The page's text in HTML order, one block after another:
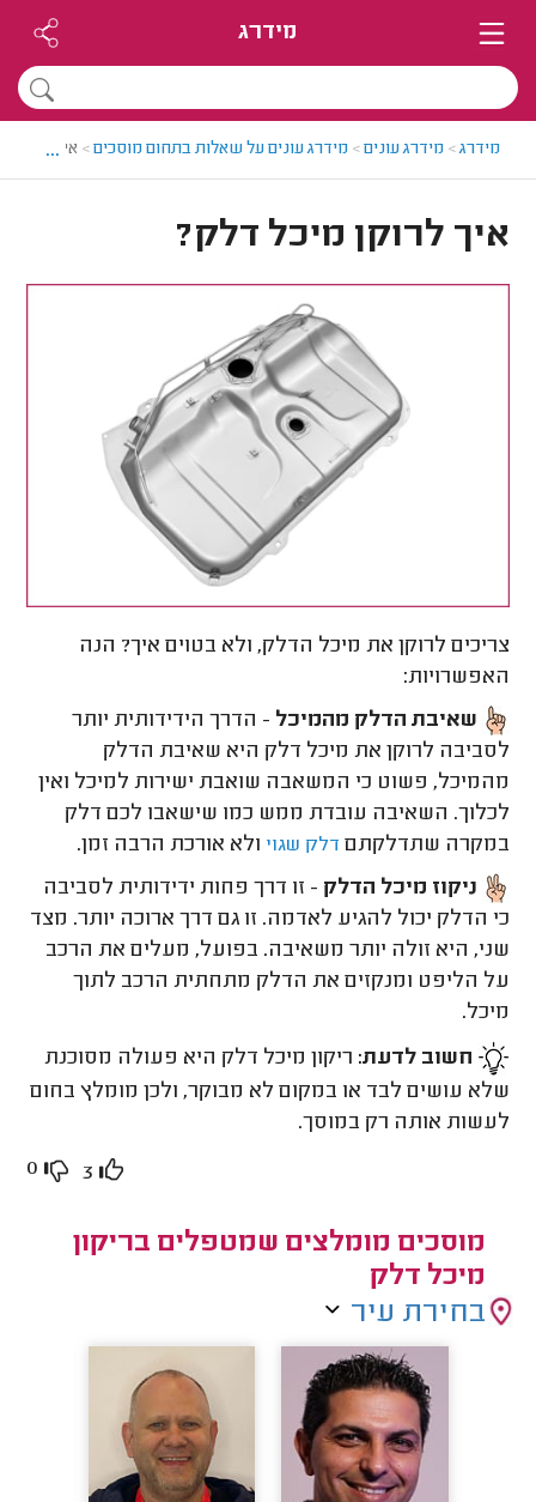
מידרג
מידרג> מידרג עונים> מידרג עונים על שאלות בתחום מוסכים> איך לרוקן
...
איך לרוקן מיכל דלק?
צריכים לרוקן את מיכל הדלק, ולא בטוים איך? הנה
האפשרויות:
שאיבת הדלק מהמיכל - הדרך הידידותית יותר
לסביבה לרוקן את מיכל דלק היא שאיבת הדלק
מהמיכל, פשוט כי המשאבה שואבת ישירות למיכל ואין
לכלוך. השאיבה עובדת ממש כמו שישאבו לכם דלק
במקרה שתדלקתם דלק שגוי ולא אורכת הרבה זמן.
ניקוז מיכל הדלק - זו דרך פחות ידידותית לסביבה
כי הדלק יכול להגיע לאדמה. זו גם דרך ארוכה יותר. מצד
שני, היא זולה יותר משאיבה. בפועל, מעלים את הרכב
על הליפט ומנקזים את הדלק מתחתית הרכב לתוך
מיכל.
חשוב לדעת: ריקון מיכל דלק היא פעולה מסוכנת
שלא עושים לבד או במקום לא מבוקר, ולכן מומלץ בחום
לעשות אותה רק במוסך.
3
0
מוסכים מומלצים שמטפלים בריקון
מיכל דלק
בחירת עיר